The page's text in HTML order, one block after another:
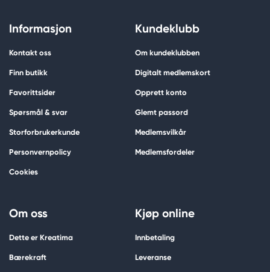
Informasjon
Kontakt oss
Finn butikk
Favorittsider
Spørsmål & svar
Storforbrukerkunde
Personvernpolicy
Cookies
Kundeklubb
Om kundeklubben
Digitalt medlemskort
Opprett konto
Glemt passord
Medlemsvilkår
Medlemsfordeler
Om oss
Dette er Kreatima
Bærekraft
Kjøp online
Innbetaling
Leveranse